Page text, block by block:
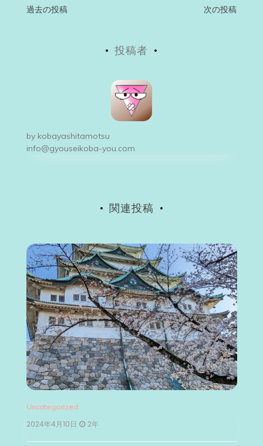
投
ー
シ
過去の投稿 次の投稿
投稿者
by kobayashitamotsu
info@gyouseikoba-you.com
関連投稿
Uncategorized
2024年4月10日 2年